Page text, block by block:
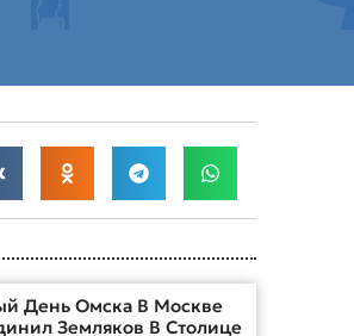
День Омска В Москве
Земляков В Столице